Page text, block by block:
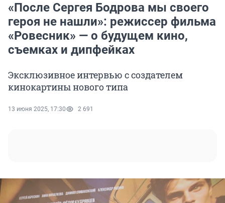
«После Сергея Бодрова мы своего
героя не нашли»: режиссер фильма
«Ровесник» — о будущем кино,
съемках и дипфейках
Эксклюзивное интервью с создателем
кинокартины нового типа
13 июня 2025, 17:30 2 691